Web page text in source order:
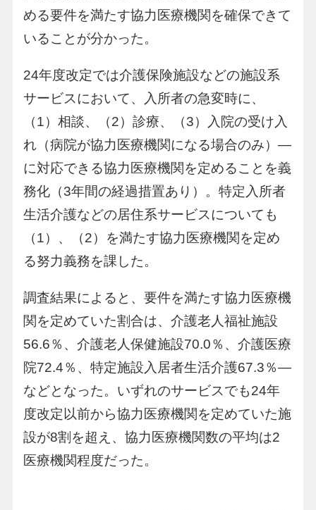
める要件を満たす協力医療機関を確保できて
いることが分かった。
24年度改定では介護保険施設などの施設系
サービスにおいて、入所者の急変時に、
（1）相談、（2）診療、（3）入院の受け入
れ（病院が協力医療機関になる場合のみ）―
に対応できる協力医療機関を定めることを義
務化（3年間の経過措置あり）。特定入所者
生活介護などの居住系サービスについても
（1）、（2）を満たす協力医療機関を定め
る努力義務を課した。
調査結果によると、要件を満たす協力医療機
関を定めていた割合は、介護老人福祉施設
56.6％、介護老人保健施設70.0％、介護医療
院72.4％、特定施設入居者生活介護67.3％―
などとなった。いずれのサービスでも24年
度改定以前から協力医療機関を定めていた施
設が8割を超え、協力医療機関数の平均は2
医療機関程度だった。